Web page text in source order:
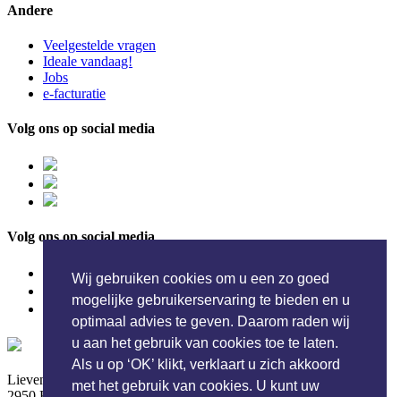
Wij gebruiken cookies om u een zo goed
mogelijke gebruikerservaring te bieden en u
optimaal advies te geven. Daarom raden wij
u aan het gebruik van cookies toe te laten.
Als u op ‘OK’ klikt, verklaart u zich akkoord
met het gebruik van cookies. U kunt uw
Andere
Veelgestelde vragen
Ideale vandaag!
Jobs
e-facturatie
Volg ons op social media
Volg ons op social media
Wasserij Ideale NV
Lieven Gevaertstraat 15